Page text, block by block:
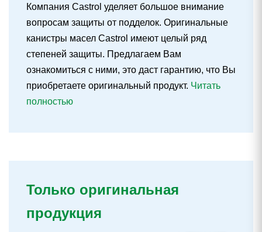
Компания Castrol уделяет большое внимание
вопросам защиты от подделок. Оригинальные
канистры масел Castrol имеют целый ряд
степеней защиты. Предлагаем Вам
ознакомиться с ними, это даст гарантию, что Вы
приобретаете оригинальный продукт. Читать
полностью
Только оригинальная
продукция